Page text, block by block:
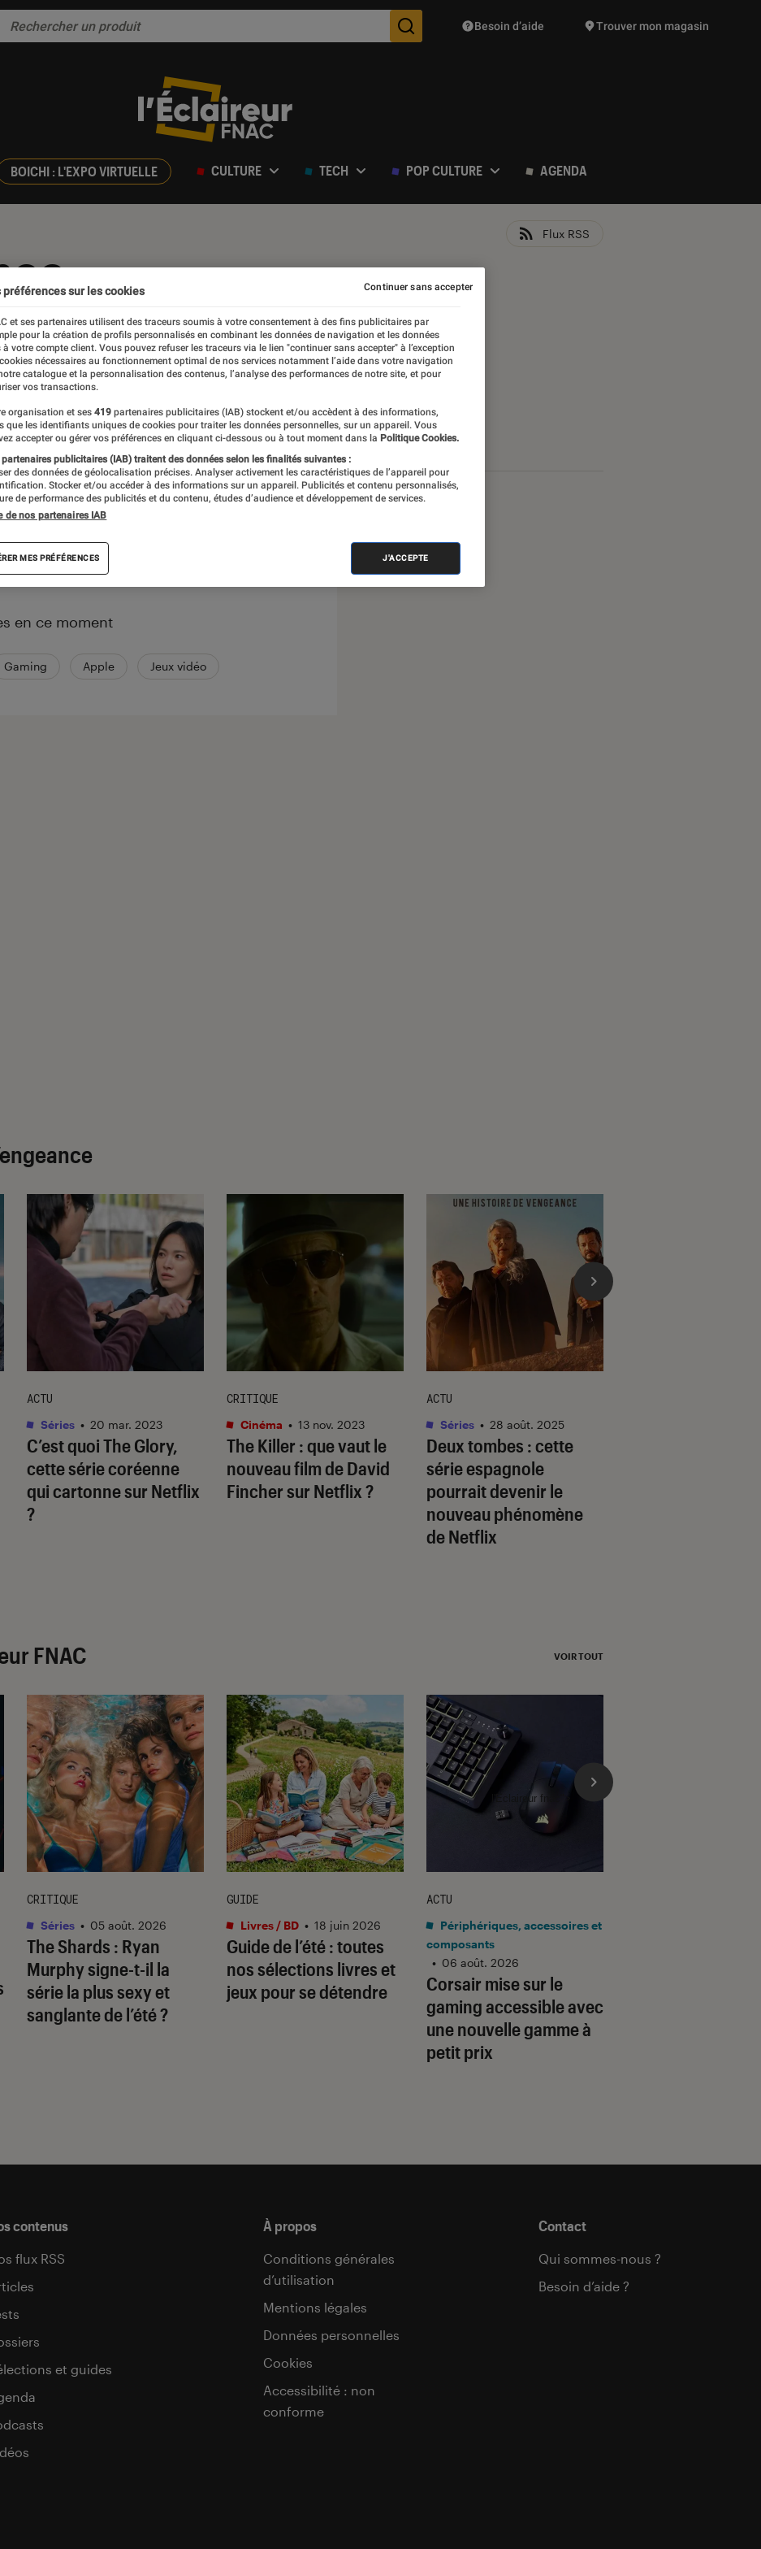
Des suggestions de produits vont vous être proposées
Besoin d’aide Trouver mon magasin
BOICHI : L'EXPO VIRTUELLE CULTURE TECH POP CULTURE AGENDA
Flux RSS
Sélections et guides
correspond à votre recherche
en ce moment
Gaming Apple Jeux vidéo
C’est quoiThe Glory,
cette série coréenne
qui cartonne sur Netflix
?
ACTU
Séries • 20 mar. 2023
The Killer : que vaut le
nouveau film de David
Fincher sur Netflix ?
CRITIQUE
Cinéma • 13 nov. 2023
Deux tombes : cette
série espagnole
pourrait devenir le
nouveau phénomène
de Netflix
ACTU
Séries • 28 août. 2025
FNAC VOIR TOUT
The Shards : Ryan
Murphy signe-t-il la
série la plus sexy et
sanglante de l’été ?
CRITIQUE
Séries • 05 août. 2026
Guide de l’été : toutes
nos sélections livres et
jeux pour se détendre
GUIDE
Livres / BD • 18 juin 2026
Corsair mise sur le
gaming accessible avec
une nouvelle gamme à
petit prix
ACTU
Périphériques, accessoires et
composants
• 06 août. 2026
l'Éclaireur fnac">
contenus
flux RSS
et guides
À propos
Conditions générales
d’utilisation
Mentions légales
Données personnelles
Cookies
Accessibilité : non
conforme
Contact
Qui sommes-nous ?
Besoin d’aide ?
préférences sur les cookies
et ses partenaires utilisent des traceurs soumis à votre consentement à des fins publicitaires par
pour la création de profils personnalisés en combinant les données de navigation et les données
à votre compte client. Vous pouvez refuser les traceurs via le lien "continuer sans accepter" à l’exception
nécessaires au fonctionnement optimal de nos services notamment l’aide dans votre navigation
catalogue et la personnalisation des contenus, l’analyse des performances de notre site, et pour
vos transactions.
organisation et ses 419 partenaires publicitaires (IAB) stockent et/ou accèdent à des informations,
que les identifiants uniques de cookies pour traiter les données personnelles, sur un appareil. Vous
accepter ou gérer vos préférences en cliquant ci-dessous ou à tout moment dans la Politique Cookies.
partenaires publicitaires (IAB) traitent des données selon les finalités suivantes :
des données de géolocalisation précises. Analyser activement les caractéristiques de l’appareil pour
Stocker et/ou accéder à des informations sur un appareil. Publicités et contenu personnalisés,
de performance des publicités et du contenu, études d’audience et développement de services.
de nos partenaires IAB
MES PRÉFÉRENCES J'ACCEPTE
Continuer sans accepter